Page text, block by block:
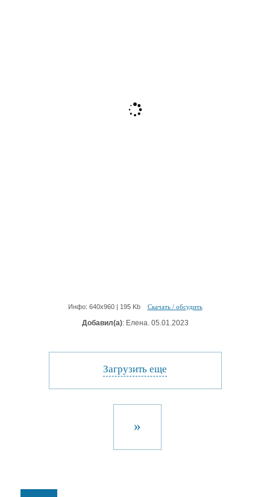
Инфо: 640х960 | 195 Kb Скачать / обсудить
Добавил(а): Елена. 05.01.2023
Загрузить еще
»